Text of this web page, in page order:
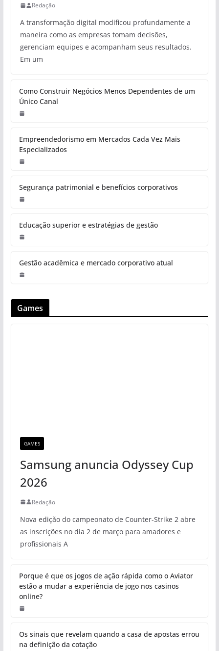
Redação
A transformação digital modificou profundamente a
maneira como as empresas tomam decisões,
gerenciam equipes e acompanham seus resultados.
Em um
Como Construir Negócios Menos Dependentes de um
Único Canal
Empreendedorismo em Mercados Cada Vez Mais
Especializados
Segurança patrimonial e benefícios corporativos
Educação superior e estratégias de gestão
Gestão acadêmica e mercado corporativo atual
Games
GAMES
Samsung anuncia Odyssey Cup
2026
Redação
Nova edição do campeonato de Counter-Strike 2 abre
as inscrições no dia 2 de março para amadores e
profissionais A
Porque é que os jogos de ação rápida como o Aviator
estão a mudar a experiência de jogo nos casinos
online?
Os sinais que revelam quando a casa de apostas errou
na definição da cotação